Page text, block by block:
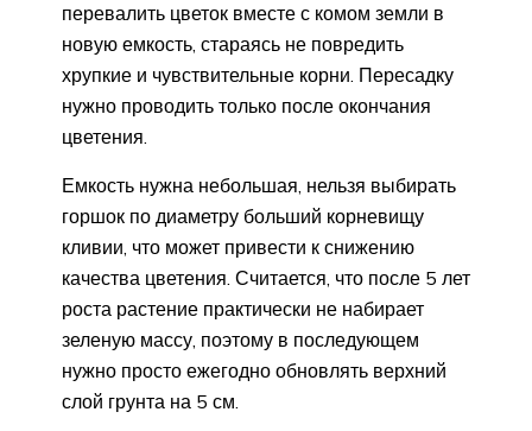
перевалить цветок вместе с комом земли в
новую емкость, стараясь не повредить
хрупкие и чувствительные корни. Пересадку
нужно проводить только после окончания
цветения.
Емкость нужна небольшая, нельзя выбирать
горшок по диаметру больший корневищу
кливии, что может привести к снижению
качества цветения. Считается, что после 5 лет
роста растение практически не набирает
зеленую массу, поэтому в последующем
нужно просто ежегодно обновлять верхний
слой грунта на 5 см.